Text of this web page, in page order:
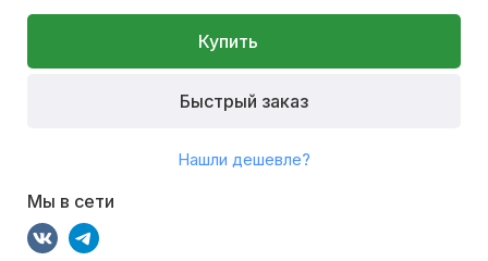
Купить
Быстрый заказ
Нашли дешевле?
Мы в сети